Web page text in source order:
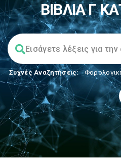
ΒΙΒΛΙΑ Γ
Συχνές Αναζητήσεις: